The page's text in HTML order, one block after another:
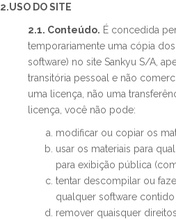
2.USO DO SITE
2.1. Conteúdo. É concedida
temporariamente uma cópia
software) no site Sankyu S/A,
transitória pessoal e não
uma licença, não uma
licença, você não pode:
modificar ou copiar os
usar os materiais para
para exibição pública
tentar descompilar ou
qualquer software contido
remover quaisquer